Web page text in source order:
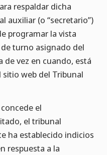
respaldar dicha
auxiliar (o “secretario”)
programar la vista
turno asignado del
de vez en cuando, está
web del Tribunal
el
el tribunal
ha establecido indicios
respuesta a la